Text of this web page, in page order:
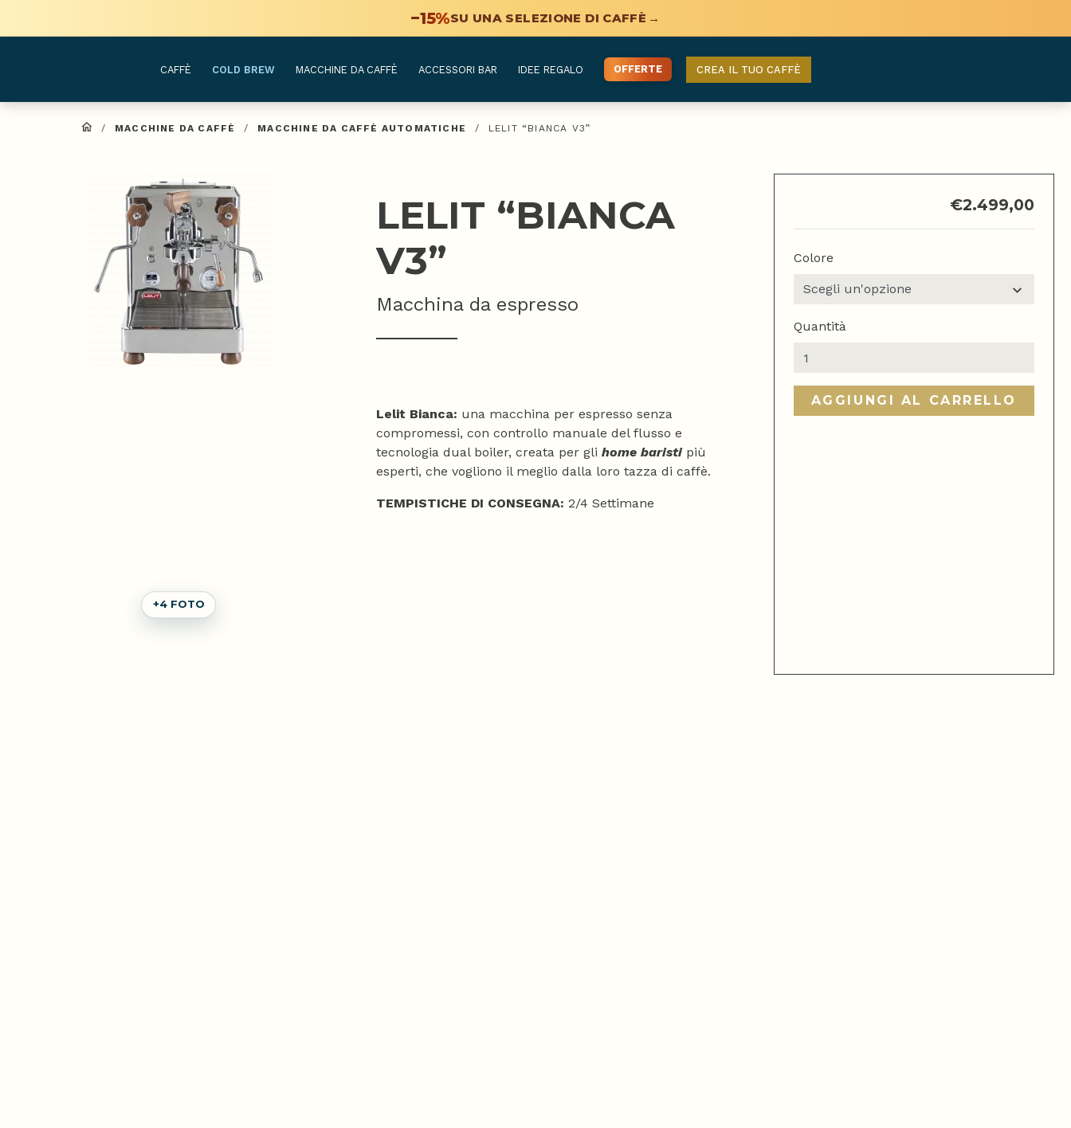
−15%SU UNA SELEZIONE DI CAFFÈ →
CAFFÈ COLD BREW MACCHINE DA CAFFÈ ACCESSORI BAR IDEE REGALO OFFERTE CREA IL TUO CAFFÈ
/ MACCHINE DA CAFFÈ / MACCHINE DA CAFFÈ AUTOMATICHE / LELIT “BIANCA V3”
+4 FOTO
LELIT “BIANCA
V3”
Macchina da espresso
Lelit Bianca: una macchina per espresso senza
compromessi, con controllo manuale del flusso e
tecnologia dual boiler, creata per gli home baristi più
esperti, che vogliono il meglio dalla loro tazza di caffè.
TEMPISTICHE DI CONSEGNA: 2/4 Settimane
€2.499,00
Colore
Quantità
Lelit
V3"
quantità
AGGIUNGI AL CARRELLO